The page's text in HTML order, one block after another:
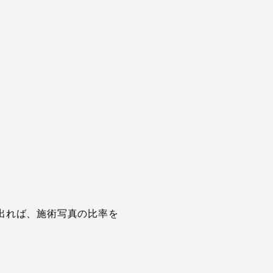
れば、施術写真の比率を